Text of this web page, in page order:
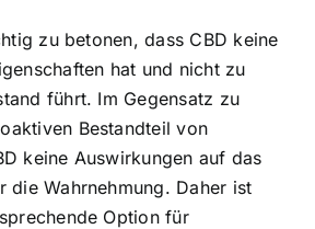
zu betonen, dass CBD keine
hat und nicht zu
führt. Im Gegensatz zu
Bestandteil von
keine Auswirkungen auf das
die Wahrnehmung. Daher ist
Option für